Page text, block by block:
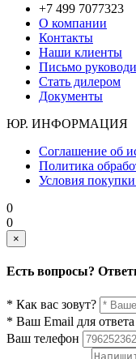
+7 499 7077323
О компании
Контакты
Наши клиенты
Письмо
Стать дилером
Документы
ЮР. ИНФОРМАЦИЯ
Соглашение об
Политика
Условия покупки
0
0
×
Есть вопросы?
* Как вас зовут?
* Ваш Email для ответа
Ваш телефон